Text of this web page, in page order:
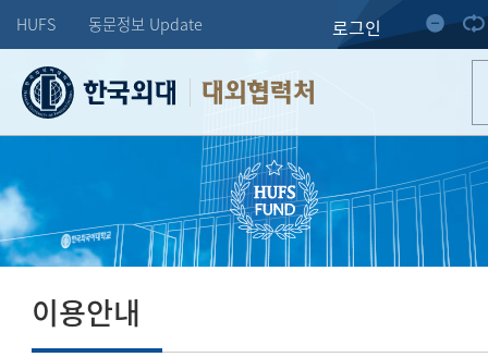
HUFS 동문정보 Update 로그인
대외협력처
이용안내